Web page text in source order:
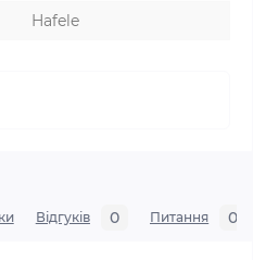
Hafele
Відгуків 0 Питання 0